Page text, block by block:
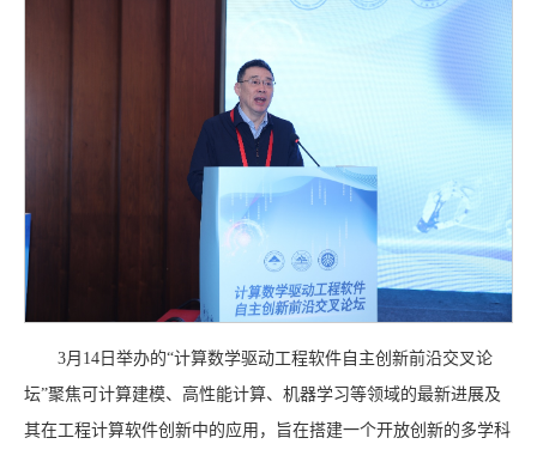
3月14日举办的“计算数学驱动工程软件自主创新前沿交叉论
坛”聚焦可计算建模、高性能计算、机器学习等领域的最新进展及
其在工程计算软件创新中的应用，旨在搭建一个开放创新的多学科